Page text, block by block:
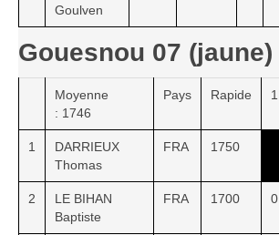
Goulven
Gouesnou 07 (jaune)
Moyenne
: 1746
Pays Rapide 1
1
DARRIEUX
Thomas
FRA 1750
2
LE BIHAN
Baptiste
FRA 1700 0